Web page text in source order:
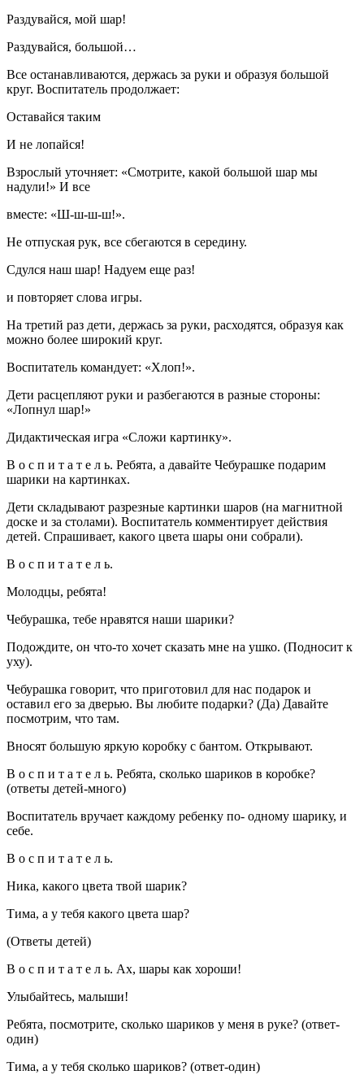
Раздувайся, мой шар!
Раздувайся, большой…
Все останавливаются, держась за руки и образуя большой
круг. Воспитатель продолжает:
Оставайся таким
И не лопайся!
Взрослый уточняет: «Смотрите, какой большой шар мы
надули!» И все
вместе: «Ш-ш-ш-ш!».
Не отпуская рук, все сбегаются в середину.
Сдулся наш шар! Надуем еще раз!
и повторяет слова игры.
На третий раз дети, держась за руки, расходятся, образуя как
можно более широкий круг.
Воспитатель командует: «Хлоп!».
Дети расцепляют руки и разбегаются в разные стороны:
«Лопнул шар!»
Дидактическая игра «Сложи картинку».
В о с п и т а т е л ь. Ребята, а давайте Чебурашке подарим
шарики на картинках.
Дети складывают разрезные картинки шаров (на магнитной
доске и за столами). Воспитатель комментирует действия
детей. Спрашивает, какого цвета шары они собрали).
В о с п и т а т е л ь.
Молодцы, ребята!
Чебурашка, тебе нравятся наши шарики?
Подождите, он что-то хочет сказать мне на ушко. (Подносит к
уху).
Чебурашка говорит, что приготовил для нас подарок и
оставил его за дверью. Вы любите подарки? (Да) Давайте
посмотрим, что там.
Вносят большую яркую коробку с бантом. Открывают.
В о с п и т а т е л ь. Ребята, сколько шариков в коробке?
(ответы детей-много)
Воспитатель вручает каждому ребенку по- одному шарику, и
себе.
В о с п и т а т е л ь.
Ника, какого цвета твой шарик?
Тима, а у тебя какого цвета шар?
(Ответы детей)
В о с п и т а т е л ь. Ах, шары как хороши!
Улыбайтесь, малыши!
Ребята, посмотрите, сколько шариков у меня в руке? (ответ-
один)
Тима, а у тебя сколько шариков? (ответ-один)